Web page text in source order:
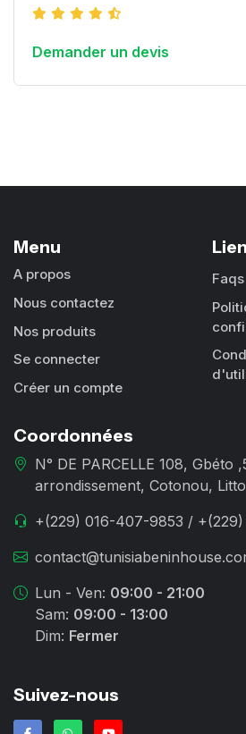
Demander un devis
Menu
A propos
Nous contactez
Nos produits
Se connecter
Créer un compte
Faqs
Coordonnées
N° DE PARCELLE 108, Gbéto
arrondissement, Cotonou,
+(229) 016-407-9853 / +(229)
Lun - Ven: 09:00 - 21:00
Sam: 09:00 - 13:00
Dim: Fermer
Suivez-nous